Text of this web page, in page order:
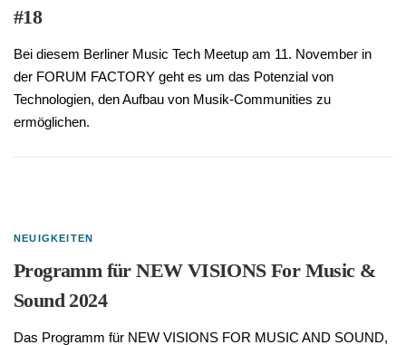
#18
Bei diesem Berliner Music Tech Meetup am 11. November in
der FORUM FACTORY geht es um das Potenzial von
Technologien, den Aufbau von Musik-Communities zu
ermöglichen.
NEUIGKEITEN
Programm für NEW VISIONS For Music &
Sound 2024
Das Programm für NEW VISIONS FOR MUSIC AND SOUND,